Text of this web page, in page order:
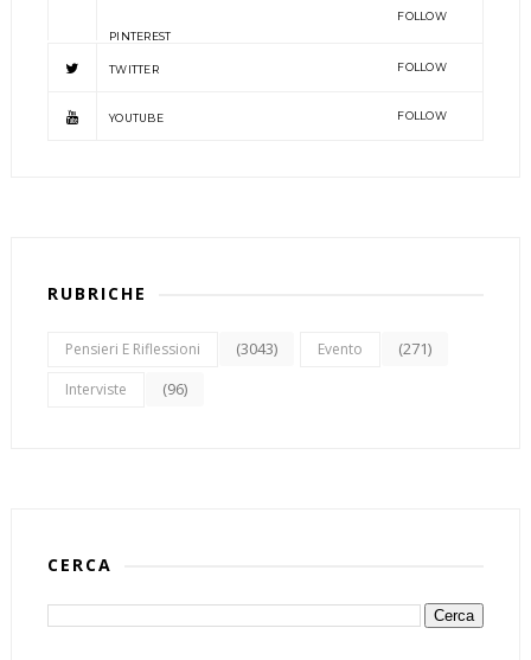
PINTEREST
FOLLOW
TWITTER FOLLOW
YOUTUBE FOLLOW
RUBRICHE
Pensieri E Riflessioni (3043) Evento (271)
Interviste (96)
CERCA